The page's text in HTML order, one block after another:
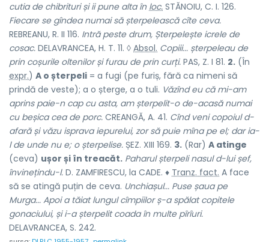
cutia de chibrituri și ii pune alta înloc. STĂNOIU, C. I. 126.
Fiecare se gîndea numai să șterpelească cîte ceva.
REBREANU, R. II 116. Intră peste drum, Șterpelește icrele de
cosac. DELAVRANCEA, H. T. 11. ◊ Absol. Copiii... șterpeleau de
prin coșurile oltenilor și furau de prin curți. PAS, Z. I 81. 2. (În
expr.) A o șterpeli = a fugi (pe furiș, fără ca nimeni să
prindă de veste); a o șterge, a o tuli. Văzînd eu că mi-am
aprins paie-n cap cu asta, am șterpelit-o de-acasă numai
cu beșica cea de porc. CREANGĂ, A. 41. Cînd veni copoiul d-
afară și văzu isprava iepurelui, zor să puie mîna pe el; dar ia-
l de unde nu e; o șterpelise. ȘEZ. XIII 169. 3. (Rar) A atinge
(ceva) ușor și în treacăt. Paharul șterpeli nasul d-lui șef,
învinețindu-l. D. ZAMFIRESCU, la CADE. ♦ Tranz. fact. A face
să se atingă puțin de ceva. Unchiașul... Puse șaua pe
Murga... Apoi a tăiat lungul cîmpiilor ș-a spălat copitele
gonaciului, și i-a șterpelit coada în multe pîrîuri.
DELAVRANCEA, S. 242.